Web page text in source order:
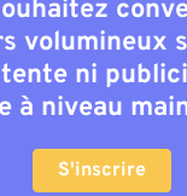
volumineux
ni
à niveau
S'inscrire